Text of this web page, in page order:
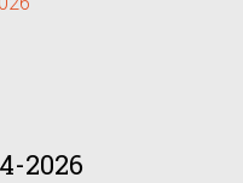
2026